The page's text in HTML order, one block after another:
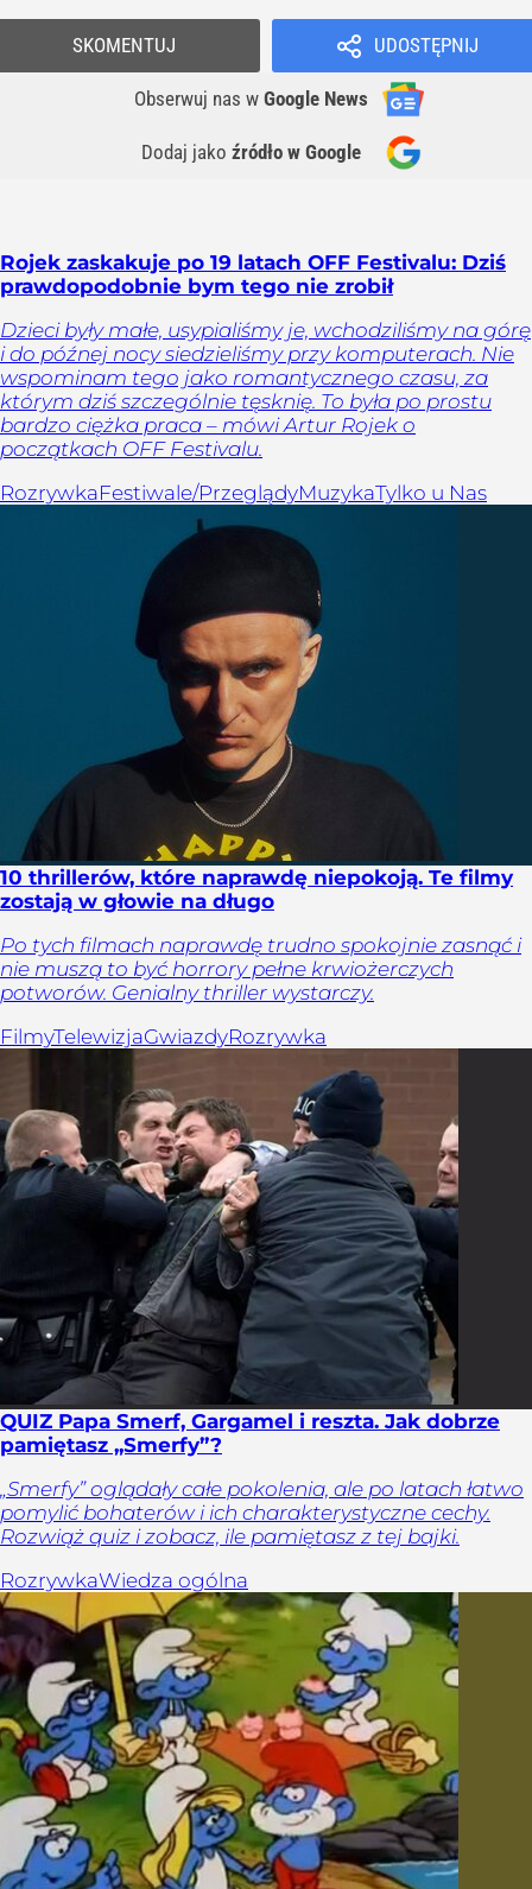
UDOSTĘPNIJ
Obserwuj nas w Google News
Dodaj jako źródło w Google
SKOMENTUJ
Rojek zaskakuje po 19 latach OFF Festivalu: Dziś
prawdopodobnie bym tego nie zrobił
Dzieci były małe, usypialiśmy je, wchodziliśmy na górę
i do późnej nocy siedzieliśmy przy komputerach. Nie
wspominam tego jako romantycznego czasu, za
którym dziś szczególnie tęsknię. To była po prostu
bardzo ciężka praca – mówi Artur Rojek o
początkach OFF Festivalu.
RozrywkaFestiwale/PrzeglądyMuzykaTylko u Nas
10 thrillerów, które naprawdę niepokoją. Te filmy
zostają w głowie na długo
Po tych filmach naprawdę trudno spokojnie zasnąć i
nie muszą to być horrory pełne krwiożerczych
potworów. Genialny thriller wystarczy.
FilmyTelewizjaGwiazdyRozrywka
QUIZ Papa Smerf, Gargamel i reszta. Jak dobrze
pamiętasz „Smerfy”?
„Smerfy” oglądały całe pokolenia, ale po latach łatwo
pomylić bohaterów i ich charakterystyczne cechy.
Rozwiąż quiz i zobacz, ile pamiętasz z tej bajki.
RozrywkaWiedza ogólna